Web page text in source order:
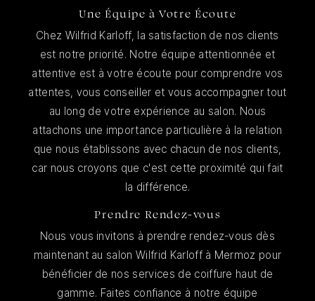
Une Équipe à Votre Écoute
Chez Wilfrid Karloff, la satisfaction de nos clients
est notre priorité. Notre équipe attentionnée et
attentive est à votre écoute pour comprendre vos
attentes, vous conseiller et vous accompagner tout
au long de votre expérience au salon. Nous
attachons une importance particulière à la relation
que nous établissons avec chacun de nos clients,
car nous croyons que c'est cette proximité qui fait
la différence.
Prendre Rendez-vous
Nous vous invitons à prendre rendez-vous dès
maintenant au salon Wilfrid Karloff à Mermoz pour
bénéficier de nos services de coiffure haut de
gamme. Faites confiance à notre équipe